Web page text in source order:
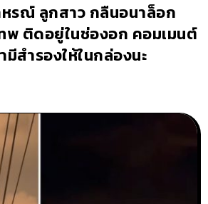
รณ์ ลูกสาว กลืนอนาล็อก
พ ติดอยู่ในช่องอก คอมเมนต์
สำรองให้ในกล่องนะ